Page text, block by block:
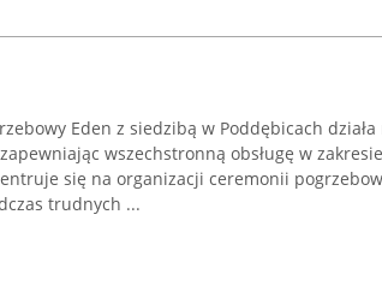
Eden z siedzibą w Poddębicach
wszechstronną obsługę w
się na organizacji ceremonii
trudnych ...